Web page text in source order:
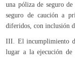
una póliza de seguro
seguro de caución a
diferidos, con inclusión
III. El incumplimiento
lugar a la ejecución